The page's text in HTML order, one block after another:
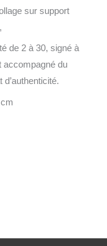
sur support
de 2 à 30, signé à
accompagné du
d’authenticité.